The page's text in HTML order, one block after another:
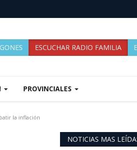
ESCUCHAR RADIO FAMILIA
PROVINCIALES
la inflación
NOTICIAS MAS